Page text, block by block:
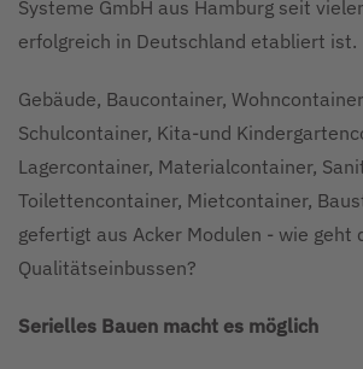
Systeme GmbH aus Hamburg seit
erfolgreich in Deutschland etabliert ist.
Gebäude, Baucontainer,
Schulcontainer, Kita-und
Lagercontainer, Materialcontainer,
Toilettencontainer, Mietcontainer,
gefertigt aus Acker Modulen - wie geht
Qualitätseinbussen?
Serielles Bauen macht es möglich